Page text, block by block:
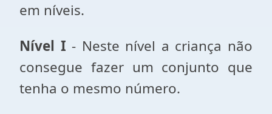
em níveis.
Nível I - Neste nível a criança não
consegue fazer um conjunto que
te­nha o mesmo número.